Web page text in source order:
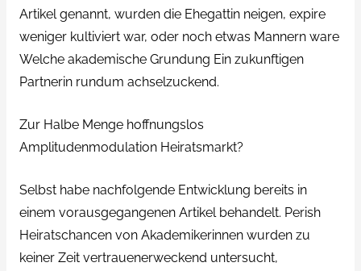
Artikel genannt, wurden die Ehegattin neigen, expire
weniger kultiviert war, oder noch etwas Mannern ware
Welche akademische Grundung Ein zukunftigen
Partnerin rundum achselzuckend.
Zur Halbe Menge hoffnungslos
Amplitudenmodulation Heiratsmarkt?
Selbst habe nachfolgende Entwicklung bereits in
einem vorausgegangenen Artikel behandelt. Perish
Heiratschancen von Akademikerinnen wurden zu
keiner Zeit vertrauenerweckend untersucht,